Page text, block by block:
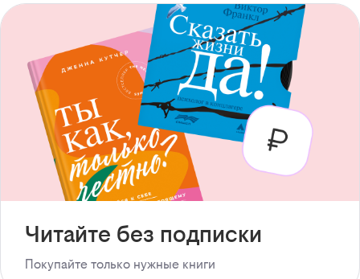
Читайте без подписки
Покупайте только нужные книги